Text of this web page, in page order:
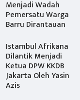
Menjadi Wadah
Pemersatu Warga
Barru Dirantauan
Istambul Afrikana
Dilantik Menjadi
Ketua DPW KKDB
Jakarta Oleh Yasin
Azis